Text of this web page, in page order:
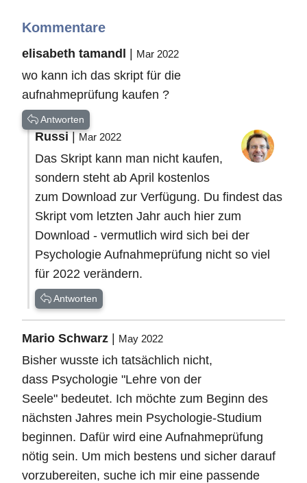
Kommentare
elisabeth tamandl | Mar 2022
wo kann ich das skript für die
aufnahmeprüfung kaufen ?
Antworten
Russi|Mar 2022
Das Skript kann man nicht kaufen,
sondern steht ab April kostenlos
zum Download zur Verfügung. Du findest das
Skript vom letzten Jahr auch hier zum
Download - vermutlich wird sich bei der
Psychologie Aufnahmeprüfung nicht so viel
für 2022 verändern.
Antworten
Mario Schwarz | May 2022
Bisher wusste ich tatsächlich nicht,
dass Psychologie "Lehre von der
Seele" bedeutet. Ich möchte zum Beginn des
nächsten Jahres mein Psychologie-Studium
beginnen. Dafür wird eine Aufnahmeprüfung
nötig sein. Um mich bestens und sicher darauf
vorzubereiten, suche ich mir eine passende